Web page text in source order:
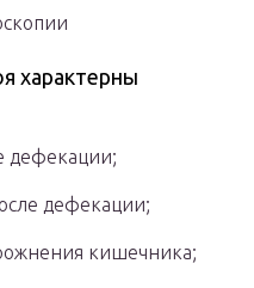
характерны
дефекации;
дефекации;
кишечника;